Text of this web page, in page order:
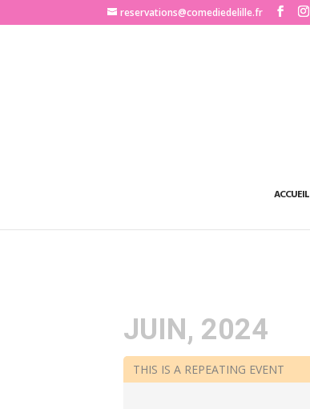
http://www.comediedelille.frreservations@comediedelille.fr
ACCUEIL
JUIN, 2024
THIS IS A REPEATING EVENT